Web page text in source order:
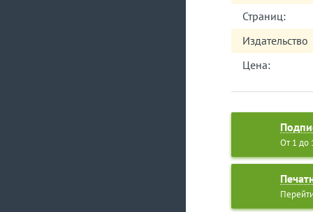
Страниц:
Издательство
Цена:
От 1 до